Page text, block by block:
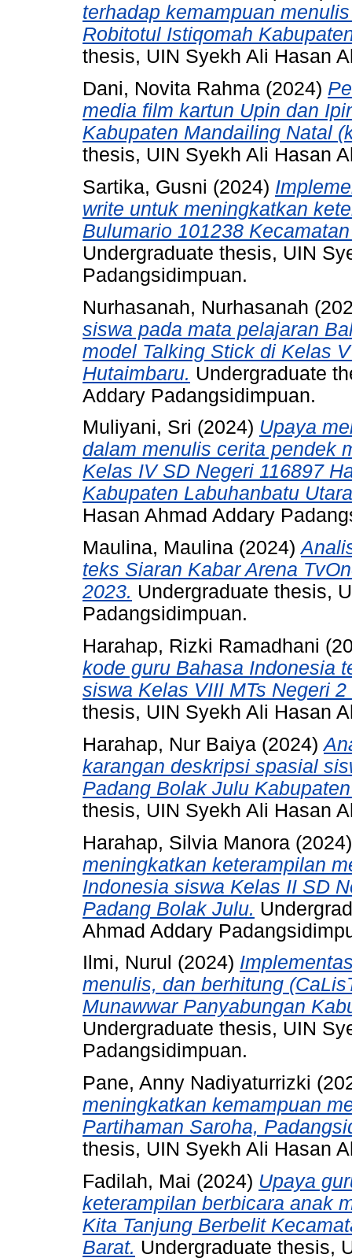
terhadap kemampuan
Robitotul Istiqomah
thesis, UIN Syekh Ali Hasan
Dani, Novita Rahma (2024)
media film kartun Upin dan
Kabupaten Mandailing Natal
thesis, UIN Syekh Ali Hasan
Sartika, Gusni (2024)
write untuk meningkatkan
Bulumario 101238
Undergraduate thesis, UIN
Padangsidimpuan.
Nurhasanah, Nurhasanah
siswa pada mata pelajaran
model Talking Stick di Kelas
Hutaimbaru. Undergraduate
Addary Padangsidimpuan.
Muliyani, Sri (2024) Upaya
dalam menulis cerita pendek
Kelas IV SD Negeri 116897
Kabupaten Labuhanbatu
Hasan Ahmad Addary
Maulina, Maulina (2024)
teks Siaran Kabar Arena
2023. Undergraduate thesis,
Padangsidimpuan.
Harahap, Rizki Ramadhani
kode guru Bahasa Indonesia
siswa Kelas VIII MTs Negeri
thesis, UIN Syekh Ali Hasan
Harahap, Nur Baiya (2024)
karangan deskripsi spasial
Padang Bolak Julu
thesis, UIN Syekh Ali Hasan
Harahap, Silvia Manora
meningkatkan keterampilan
Indonesia siswa Kelas II SD
Padang Bolak Julu.
Ahmad Addary
Ilmi, Nurul (2024)
menulis, dan berhitung
Munawwar Panyabungan
Undergraduate thesis, UIN
Padangsidimpuan.
Pane, Anny Nadiyaturrizki
meningkatkan kemampuan
Partihaman Saroha,
thesis, UIN Syekh Ali Hasan
Fadilah, Mai (2024) Upaya
keterampilan berbicara anak
Kita Tanjung Berbelit
Barat. Undergraduate thesis,